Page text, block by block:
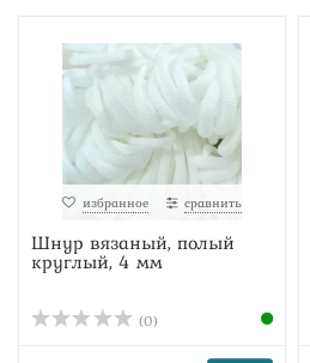
избранное сравнить
Шнур вязаный, полый
круглый, 4 мм
(0)